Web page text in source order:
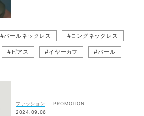
#パールネックレス #ロングネックレス
#ピアス #イヤーカフ #パール
ファッション
2024.09.06